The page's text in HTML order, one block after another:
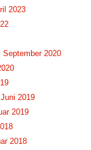
2023
September 2020
Juni 2019
2019
2018